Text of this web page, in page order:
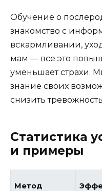
Обучение о
знакомство с
вскармливании,
мам — все это
уменьшает страхи.
знание своих
снизить
Статистика
и примеры
Метод